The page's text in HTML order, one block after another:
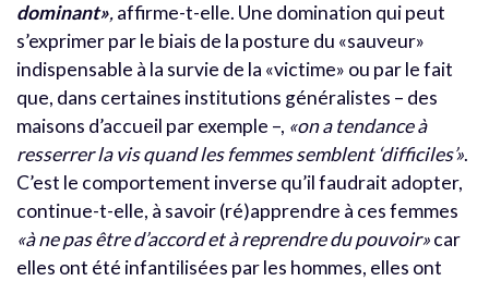
dominant»,affirme-t-elle. Une domination qui peut
s’exprimer par le biais de la posture du «sauveur»
indispensable à la survie de la «victime» ou par le fait
que, dans certaines institutions généralistes – des
maisons d’accueil par exemple –, «on a tendance à
resserrer la vis quand les femmes semblent ‘difficiles’».
C’est le comportement inverse qu’il faudrait adopter,
continue-t-elle, à savoir (ré)apprendre à ces femmes
«à ne pas être d’accord et à reprendre du pouvoir»car
elles ont été infantilisées par les hommes, elles ont